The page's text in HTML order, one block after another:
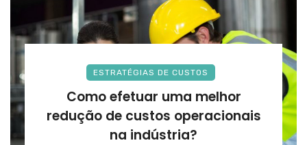
ESTRATÉGIAS DE CUSTOS
Como efetuar uma melhor
redução de custos operacionais
na indústria?